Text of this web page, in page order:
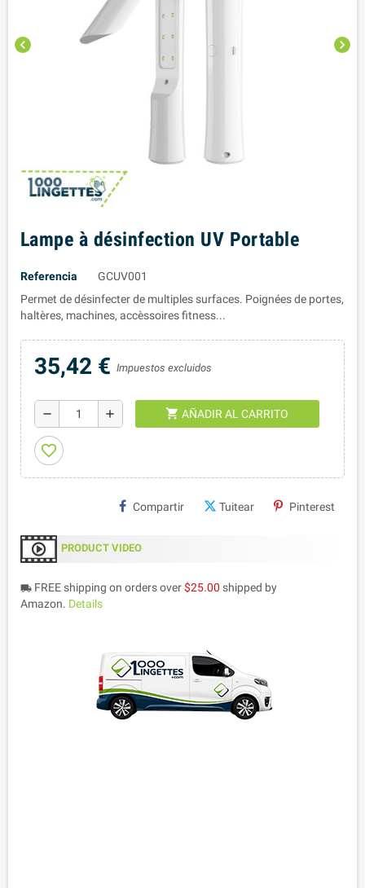
chevron_left chevron_right
Lampe à désinfection UV Portable
Referencia
GCUV001
Permet de désinfecter de multiples surfaces. Poignées de portes,
haltères, machines, accèssoires fitness...
35,42 € Impuestos excluidos
remove add shopping_cart AÑADIR AL CARRITO
favorite_border
Compartir Tuitear Pinterest
PRODUCT VIDEO
local_shipping FREE shipping on orders over$25.00 shipped by
Amazon. Details